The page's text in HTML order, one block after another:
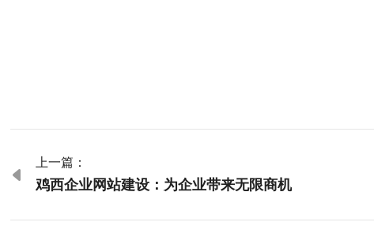

上一篇：
鸡西企业网站建设：为企业带来无限商机